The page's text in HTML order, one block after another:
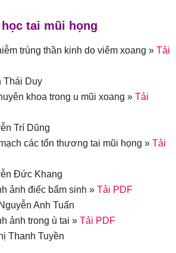
tai mũi họng
trùng thần kinh do viêm xoang » Tải
Thái Duy
khoa trong u mũi xoang » Tải
Trí Dũng
các tổn thương tai mũi họng » Tải
Đức Khang
ảnh điếc bẩm sinh » Tải PDF
Anh Tuấn
ảnh trong ù tai » Tải PDF
Thanh Tuyền